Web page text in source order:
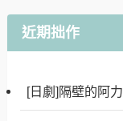
近期拙作
[日劇]隔壁的阿力